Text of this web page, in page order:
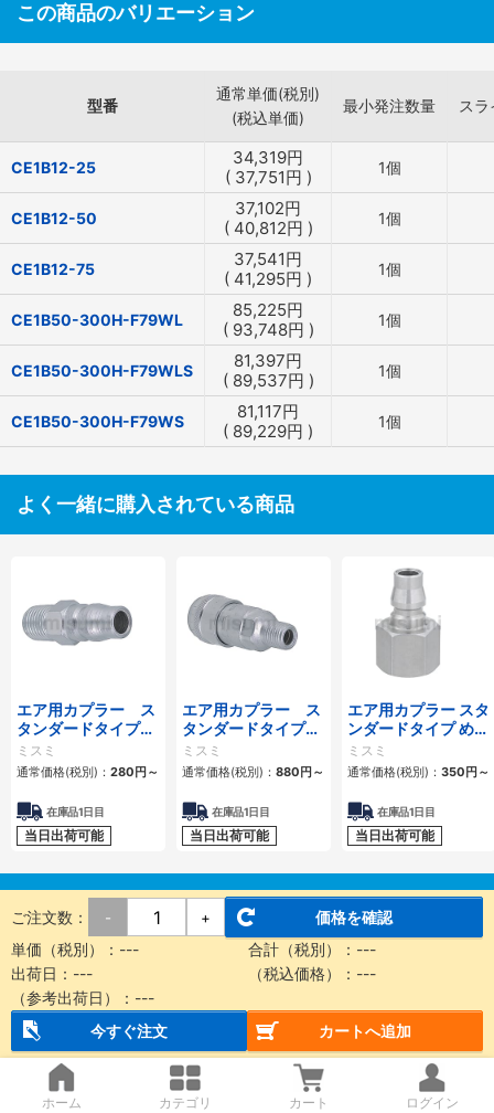
この商品のバリエーション
型番
通常単価(税別)
(税込単価)
最小発注数量 ス
CE1B12-25 34,319円
( 37,751円 ) 1個
CE1B12-50 37,102円
( 40,812円 ) 1個
CE1B12-75 37,541円
( 41,295円 ) 1個
CE1B50-300H-F79WL 85,225円
( 93,748円 ) 1個
CE1B50-300H-F79WLS 81,397円
( 89,537円 ) 1個
CE1B50-300H-F79WS 81,117円
( 89,229円 ) 1個
よく一緒に購入されている商品
エア用カプラー ス
タンダードタイプ
おねじプラグ
ミスミ
通常価格(税別)： 280円～
在庫品1日目
当日出荷可能
エア用カプラー ス
タンダードタイプ
おねじソケット
ミスミ
通常価格(税別)： 880円～
在庫品1日目
当日出荷可能
エア用カプラー スタ
ンダードタイプ めね
じプラグ
ミスミ
通常価格(税別)： 350円～
在庫品1日目
当日出荷可能
この商品を見た人は、こんな商品も見ています
ブレーキ付ものさし 高精度ものさしくん Pシリンダ（ポジシ
ご注文数： - +
価格を確認
単価（税別）： --- 合計（税別）： ---
出荷日： --- （税込価格）： ---
（参考出荷日）： ---
今すぐ注文
カートへ追加
ホーム カテゴリ カート ログイン